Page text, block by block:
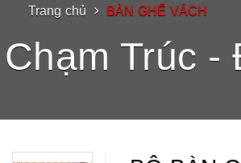
Trang chủ BÀN GHẾ VÁCH
Trúc